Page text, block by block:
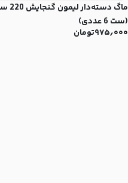
(ست 6 عددی)
۹۷۵٫۰۰۰تومان